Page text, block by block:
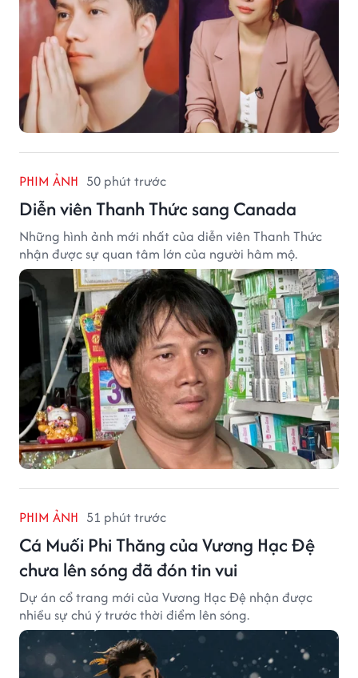
PHIM ẢNH 50 phút trước
Diễn viên Thanh Thức sang Canada
Những hình ảnh mới nhất của diễn viên Thanh Thức
nhận được sự quan tâm lớn của người hâm mộ.
PHIM ẢNH 51 phút trước
Cá Muối Phi Thăng của Vương Hạc Đệ
chưa lên sóng đã đón tin vui
Dự án cổ trang mới của Vương Hạc Đệ nhận được
nhiều sự chú ý trước thời điểm lên sóng.